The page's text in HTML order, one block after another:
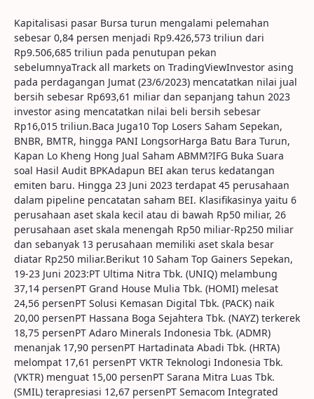
Kapitalisasi pasar Bursa turun mengalami pelemahan
sebesar 0,84 persen menjadi Rp9.426,573 triliun dari
Rp9.506,685 triliun pada penutupan pekan
sebelumnyaTrack all markets on TradingViewInvestor asing
pada perdagangan Jumat (23/6/2023) mencatatkan nilai jual
bersih sebesar Rp693,61 miliar dan sepanjang tahun 2023
investor asing mencatatkan nilai beli bersih sebesar
Rp16,015 triliun.Baca Juga10 Top Losers Saham Sepekan,
BNBR, BMTR, hingga PANI LongsorHarga Batu Bara Turun,
Kapan Lo Kheng Hong Jual Saham ABMM?IFG Buka Suara
soal Hasil Audit BPKAdapun BEI akan terus kedatangan
emiten baru. Hingga 23 Juni 2023 terdapat 45 perusahaan
dalam pipeline pencatatan saham BEI. Klasifikasinya yaitu 6
perusahaan aset skala kecil atau di bawah Rp50 miliar, 26
perusahaan aset skala menengah Rp50 miliar-Rp250 miliar
dan sebanyak 13 perusahaan memiliki aset skala besar
diatar Rp250 miliar.Berikut 10 Saham Top Gainers Sepekan,
19-23 Juni 2023:PT Ultima Nitra Tbk. (UNIQ) melambung
37,14 persenPT Grand House Mulia Tbk. (HOMI) melesat
24,56 persenPT Solusi Kemasan Digital Tbk. (PACK) naik
20,00 persenPT Hassana Boga Sejahtera Tbk. (NAYZ) terkerek
18,75 persenPT Adaro Minerals Indonesia Tbk. (ADMR)
menanjak 17,90 persenPT Hartadinata Abadi Tbk. (HRTA)
melompat 17,61 persenPT VKTR Teknologi Indonesia Tbk.
(VKTR) menguat 15,00 persenPT Sarana Mitra Luas Tbk.
(SMIL) terapresiasi 12,67 persenPT Semacom Integrated